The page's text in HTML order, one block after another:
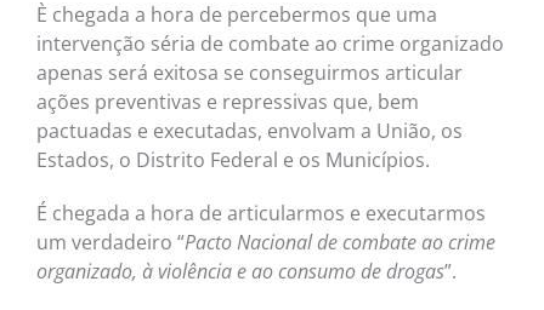
È chegada a hora de percebermos que uma
intervenção séria de combate ao crime organizado
apenas será exitosa se conseguirmos articular
ações preventivas e repressivas que, bem
pactuadas e executadas, envolvam a União, os
Estados, o Distrito Federal e os Municípios.
É chegada a hora de articularmos e executarmos
um verdadeiro “Pacto Nacional de combate ao crime
organizado, à violência e ao consumo de drogas”.